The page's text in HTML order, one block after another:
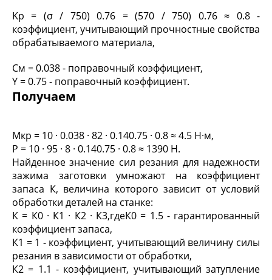
Kp = (σ / 750)0.76 = (570 / 750) 0.76≈ 0.8 -
коэффициент, учитывающий прочностные свойства
обрабатываемого материала,
См = 0.038 - поправочный коэффициент,
Y = 0.75 - поправочный коэффициент.
Получаем
Мкр = 10 · 0.038 · 82 · 0.140.75 · 0.8 ≈ 4.5 Н·м,
Р = 10 · 95 · 8 · 0.140.75 · 0.8 ≈ 1390 Н.
Найденное значение сил резания для надежности
зажима заготовки умножают на коэффициент
запаса К, величина которого зависит от условий
обработки деталей на станке:
К = К0· К1 · К2· К3,гдеК0 = 1.5 - гарантированный
коэффициент запаса,
К1 = 1 - коэффициент, учитывающий величину силы
резания в зависимости от обработки,
К2 = 1.1 - коэффициент, учитывающий затупление